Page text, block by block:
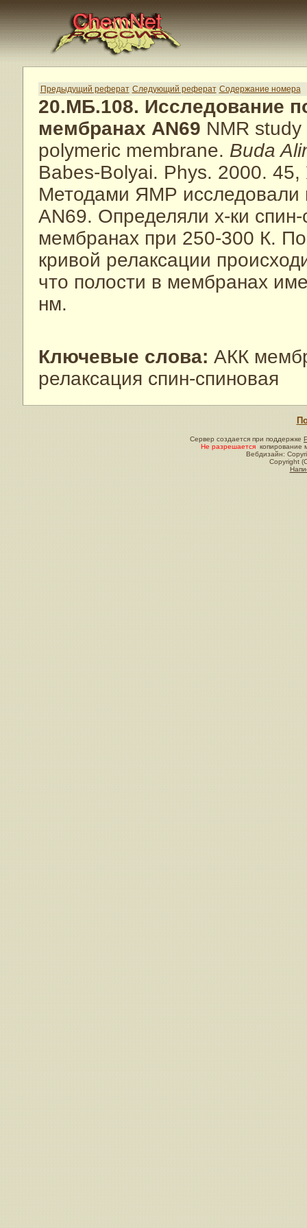
Предыдущий реферат Следующий реферат Содержание номера
20.МБ.108. Исследование
мембранах AN69 NMR
polymeric membrane. Buda
Babes-Bolyai. Phys. 2000. 45,
Методами ЯМР исследовали
AN69. Определяли х-ки
мембранах при 250-300 К.
кривой релаксации
что полости в мембранах
нм.
Ключевые слова: АКК
релаксация спин-спиновая
Сервер создается при поддержке
Не разрешается копирование
Вебдизайн:
Copyright